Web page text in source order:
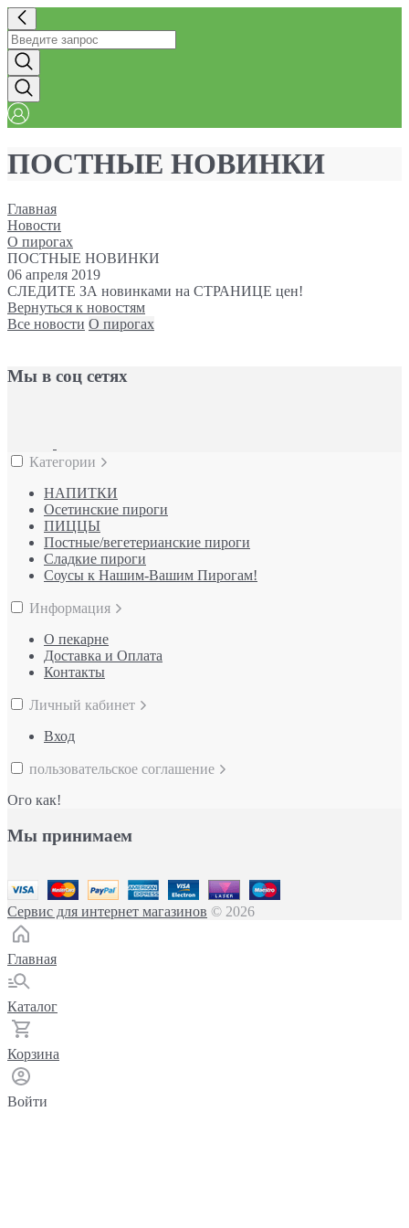
ПОСТНЫЕ НОВИНКИ
Главная
Новости
О пирогах
ПОСТНЫЕ НОВИНКИ
06 апреля 2019
СЛЕДИТЕ ЗА новинками на СТРАНИЦЕ цен!
Вернуться к новостям
Все новости О пирогах
Мы в соц сетях
Категории
НАПИТКИ
Осетинские пироги
ПИЦЦЫ
Постные/вегетерианские пироги
Сладкие пироги
Соусы к Нашим-Вашим Пирогам!
Информация
О пекарне
Доставка и Оплата
Контакты
Личный кабинет
Вход
пользовательское соглашение
Ого как!
Мы принимаем
Сервис для интернет магазинов © 2026
Главная
Каталог
Корзина
Войти